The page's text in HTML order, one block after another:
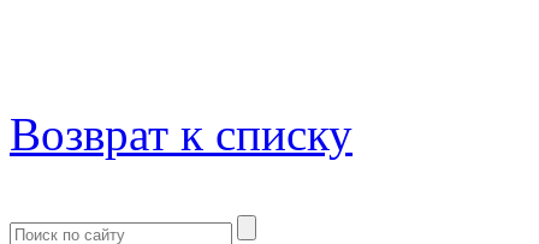
Возврат к списку